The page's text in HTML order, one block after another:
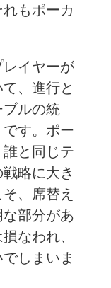
もポーカ
イヤーが
、進行と
ルの統
す。ポー
と同じテ
略に大き
、席替え
部分があ
なわれ、
しまいま